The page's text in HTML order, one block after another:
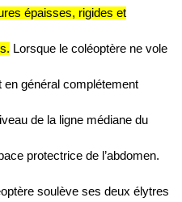
épaisses, rigides et
Lorsque le coléoptère ne vole
général complétement
de la ligne médiane du
protectrice de l’abdomen.
soulève ses deux élytres